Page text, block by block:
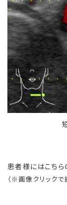
患者様にはこちら
（※画像クリックで